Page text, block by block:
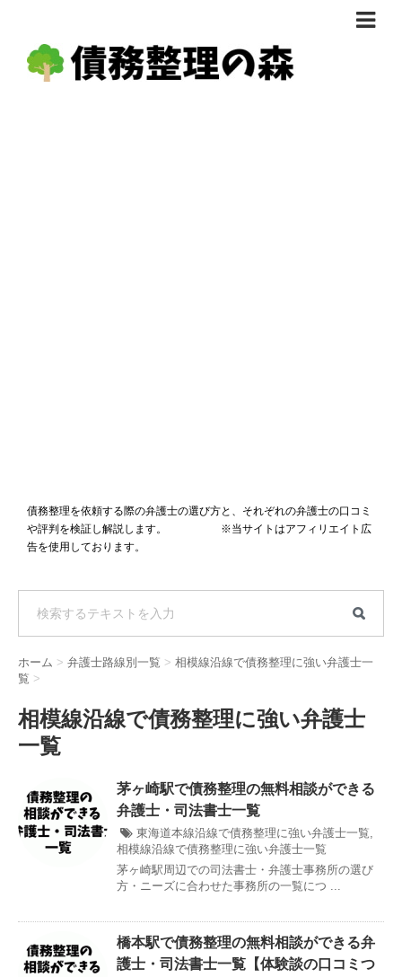
債務整理体験談
債務整理を依頼する際の弁護士の選び方と、それぞれの弁護士の口コミ
や評判を検証し解説します。 ※当サイトはアフィリエイト広
告を使用しております。
ホーム > 弁護士路線別一覧 > 相模線沿線で債務整理に強い弁護士一
覧 >
相模線沿線で債務整理に強い弁護士
一覧
茅ヶ崎駅で債務整理の無料相談ができる
弁護士・司法書士一覧
東海道本線沿線で債務整理に強い弁護士一覧,
相模線沿線で債務整理に強い弁護士一覧
茅ヶ崎駅周辺での司法書士・弁護士事務所の選び
方・ニーズに合わせた事務所の一覧につ ...
橋本駅で債務整理の無料相談ができる弁
護士・司法書士一覧【体験談の口コミつ